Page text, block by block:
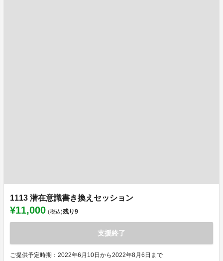
1113 潜在意識書き換えセッション
¥11,000 (税込)残り9
支援終了
ご提供予定時期：2022年6月10日から2022年8月6日まで